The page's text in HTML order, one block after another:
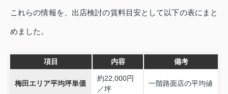
これらの情報を、出店検討の賃料目安として以下の表にまと
めました。
項目 内容 備考
梅田エリア平均坪単価
約22,000円
／坪
一階路面店の平均値